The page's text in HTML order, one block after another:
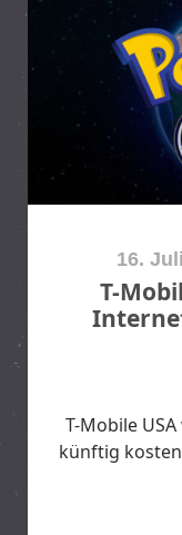
16.
T-
T-Mobile
künftig